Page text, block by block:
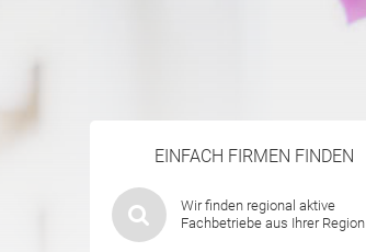
EINFACH FIRMEN FINDEN
Wir finden regional aktive
Fachbetriebe aus Ihrer Region